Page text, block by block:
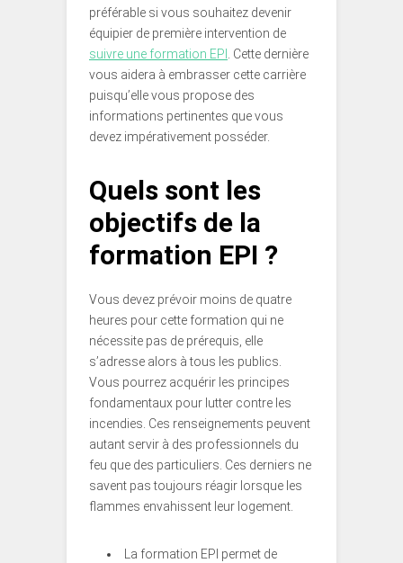
préférable si vous souhaitez devenir
équipier de première intervention de
suivre une formation EPI
. Cette dernière
vous aidera à embrasser cette carrière
puisqu’elle vous propose des
informations pertinentes que vous
devez impérativement posséder.
Quels sont les
objectifs de la
formation EPI ?
Vous devez prévoir moins de quatre
heures pour cette formation qui ne
nécessite pas de prérequis, elle
s’adresse alors à tous les publics.
Vous pourrez acquérir les principes
fondamentaux pour lutter contre les
incendies. Ces renseignements peuvent
autant servir à des professionnels du
feu que des particuliers. Ces derniers ne
savent pas toujours réagir lorsque les
flammes envahissent leur logement.
La formation EPI permet de